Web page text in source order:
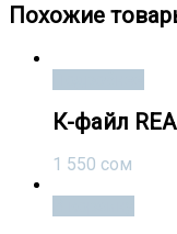
Похожие
К-файл
1 550 сом